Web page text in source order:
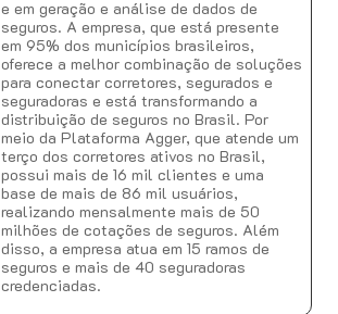
e em geração e análise de dados de
seguros. A empresa, que está presente
em 95% dos municípios brasileiros,
oferece a melhor combinação de soluções
para conectar corretores, segurados e
seguradoras e está transformando a
distribuição de seguros no Brasil. Por
meio da Plataforma Agger, que atende um
terço dos corretores ativos no Brasil,
possui mais de 16 mil clientes e uma
base de mais de 86 mil usuários,
realizando mensalmente mais de 50
milhões de cotações de seguros. Além
disso, a empresa atua em 15 ramos de
seguros e mais de 40 seguradoras
credenciadas.